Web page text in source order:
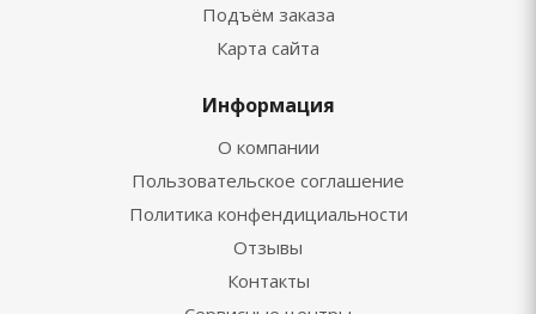
Подъём заказа
Карта сайта
Информация
О компании
Пользовательское соглашение
Политика конфендициальности
Отзывы
Контакты